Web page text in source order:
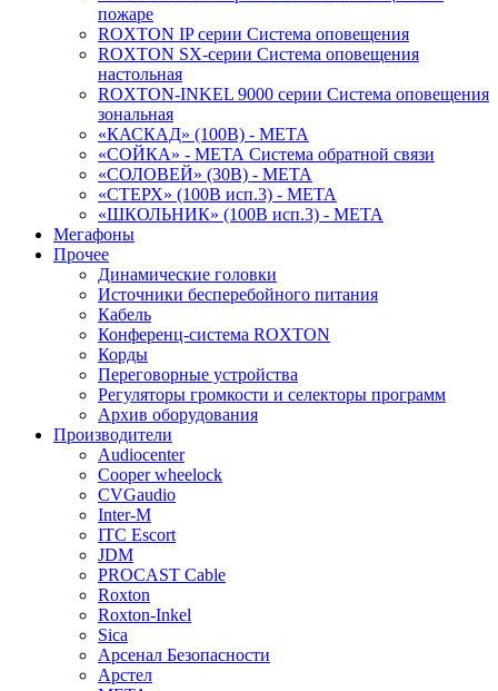
пожаре
ROXTON IP серии Система оповещения
ROXTON SX-серии Система оповещения
настольная
ROXTON-INKEL 9000 серии Система оповещения
зональная
«КАСКАД» (100В) - МЕТА
«СОЙКА» - МЕТА Система обратной связи
«СОЛОВЕЙ» (30В) - МЕТА
«СТЕРХ» (100В исп.3) - МЕТА
«ШКОЛЬНИК» (100В исп.3) - МЕТА
Мегафоны
Прочее
Динамические головки
Источники бесперебойного питания
Кабель
Конференц-система ROXTON
Корды
Переговорные устройства
Регуляторы громкости и селекторы программ
Архив оборудования
Производители
Audiocenter
Cooper wheelock
CVGaudio
Inter-M
ITC Escort
JDM
PROCAST Cable
Roxton
Roxton-Inkel
Sica
Арсенал Безопасности
Арстел